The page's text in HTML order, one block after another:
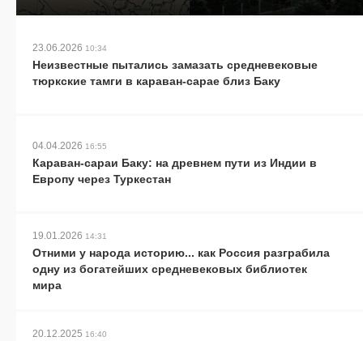
23.06.2026 10:34
Неизвестные пытались замазать средневековые
тюркские тамги в караван-сарае близ Баку
04.04.2026 16:55
Караван-сараи Баку: на древнем пути из Индии в
Европу через Туркестан
19.01.2026 14:31
Отними у народа историю... как Россия разграбила
одну из богатейших средневековых библиотек
мира
20.12.2025 16:40